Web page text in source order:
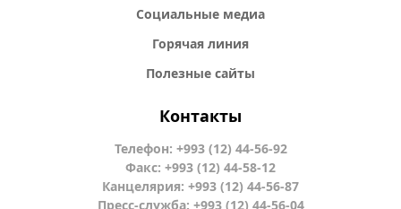
Социальные медиа
Горячая линия
Полезные сайты
Контакты
Телефон: +993 (12) 44-56-92
Факс: +993 (12) 44-58-12
Канцелярия: +993 (12) 44-56-87
Пресс-служба: +993 (12) 44-56-04